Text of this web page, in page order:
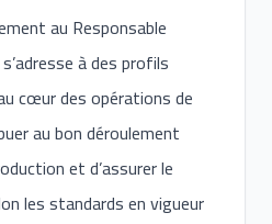
au Responsable
à des profils
cœur des opérations de
au bon déroulement
et d’assurer le
les standards en vigueur